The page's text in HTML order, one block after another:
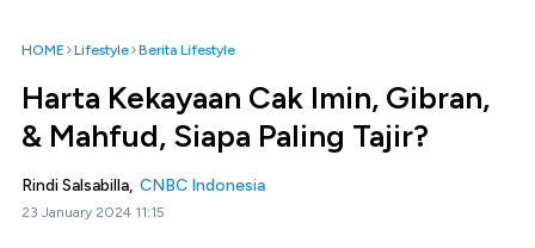
HOME Lifestyle Berita Lifestyle
Harta Kekayaan Cak Imin, Gibran,
& Mahfud, Siapa Paling Tajir?
Rindi Salsabilla, CNBC Indonesia
23 January 2024 11:15